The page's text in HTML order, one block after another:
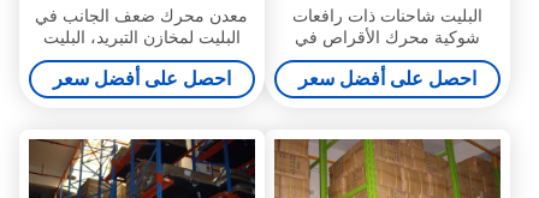
البليت شاحنات ذات رافعات
شوكية محرك الأقراص في
الأرفف لانخفاض متجانسة -
منتجات دوران
احصل على أفضل سعر
معدن محرك ضعف الجانب في
البليت لمخازن التبريد، البليت
رفوف رفوف
احصل على أفضل سعر